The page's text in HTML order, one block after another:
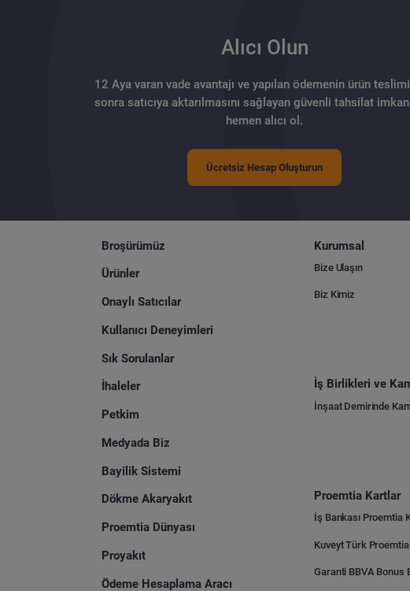
Alıcı Olun
12 Aya varan vade avantajı ve yapılan ödemenin ürün
sonra satıcıya aktarılmasını sağlayan güvenli tahsilat
hemen alıcı ol.
Ücretsiz Hesap Oluşturun
Broşürümüz
Ürünler
Onaylı Satıcılar
Kullanıcı Deneyimleri
Sık Sorulanlar
İhaleler
Petkim
Medyada Biz
Bayilik Sistemi
Dökme Akaryakıt
Proemtia Dünyası
Proyakıt
Ödeme Hesaplama Aracı
Kurumsal
Bize Ulaşın
Biz Kimiz
İş Birlikleri ve
İnşaat Demirinde
Proemtia Kartlar
İş Bankası Proemtia